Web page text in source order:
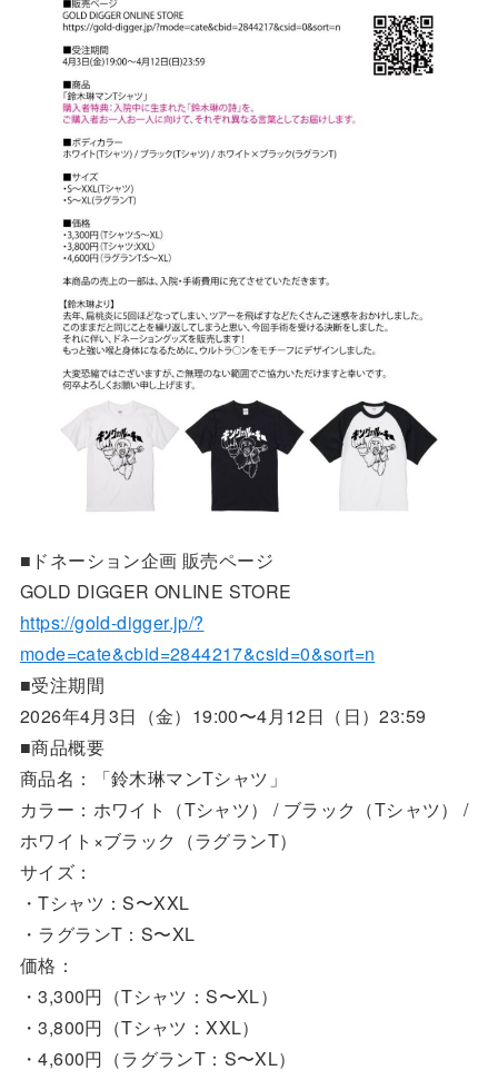
■ドネーション企画 販売ページ
GOLD DIGGER ONLINE STORE
https://gold-digger.jp/?
mode=cate&cbid=2844217&csid=0&sort=n
■受注期間
2026年4月3日（金）19:00〜4月12日（日）23:59
■商品概要
商品名：「鈴木琳マンTシャツ」
カラー：ホワイト（Tシャツ） / ブラック（Tシャツ） /
ホワイト×ブラック（ラグランT）
サイズ：
・Tシャツ：S〜XXL
・ラグランT：S〜XL
価格：
・3,300円（Tシャツ：S〜XL）
・3,800円（Tシャツ：XXL）
・4,600円（ラグランT：S〜XL）